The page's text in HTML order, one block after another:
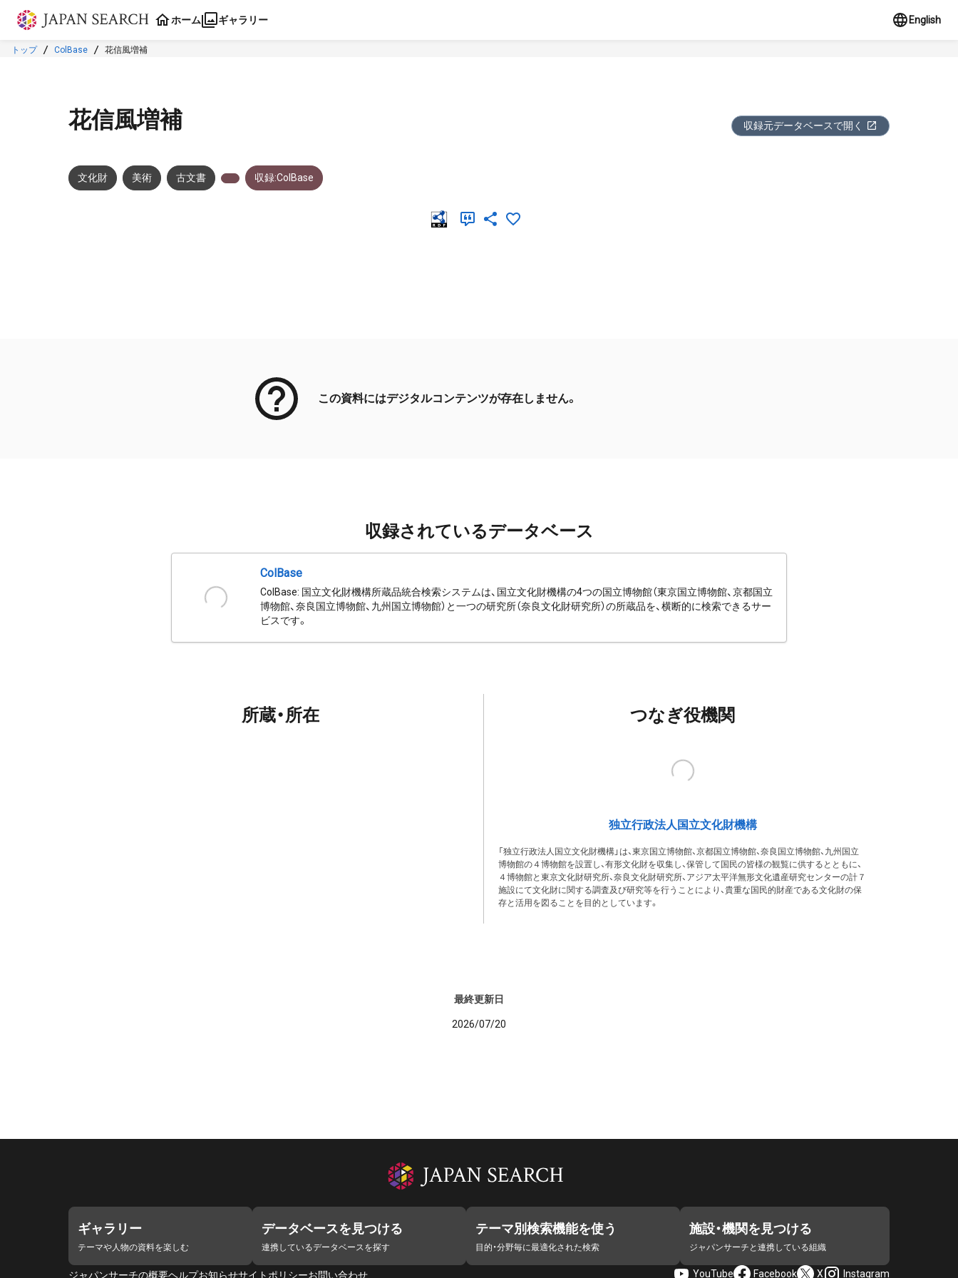
本文に飛ぶ
ホーム ギャラリー English
トップ ColBase 花信風増補
花信風増補 収録元データベースで開く
文化財 美術 古文書 収録:ColBase
この資料にはデジタルコンテンツが存在しません。
収録されているデータベース
ColBase
ColBase: 国立文化財機構所蔵品統合検索システムは、国立文化財機構の4つの国立博物館（東京国立博物館、京都国立
博物館、奈良国立博物館、九州国立博物館）と一つの研究所（奈良文化財研究所）の所蔵品を、横断的に検索できるサー
ビスです。
所蔵・所在 つなぎ役機関
独立行政法人国立文化財機構
「独立行政法人国立文化財機構」は、東京国立博物館、京都国立博物館、奈良国立博物館、九州国立
博物館の４博物館を設置し、有形文化財を収集し、保管して国民の皆様の観覧に供するとともに、
４博物館と東京文化財研究所、奈良文化財研究所、アジア太平洋無形文化遺産研究センターの計７
施設にて文化財に関する調査及び研究等を行うことにより、貴重な国民的財産である文化財の保
存と活用を図ることを目的としています。
最終更新日
2026/07/20
ギャラリー
テーマや人物の資料を楽しむ
データベースを見つける
連携しているデータベースを探す
テーマ別検索機能を使う
目的・分野毎に最適化された検索
施設・機関を見つける
ジャパンサーチと連携している組織
ジャパンサーチの概要ヘルプお知らせサイトポリシーお問い合わせ YouTube Facebook X Instagram